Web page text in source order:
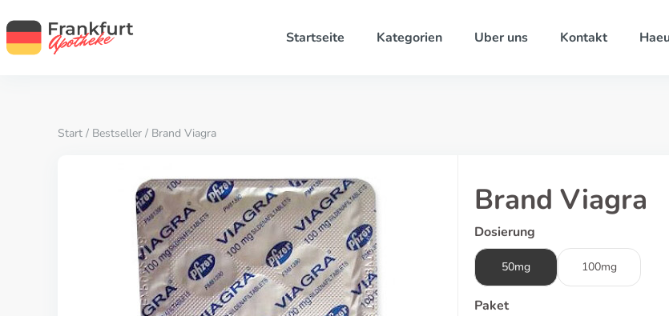
Startseite Kategorien Uber uns Kontakt
Start / Bestseller / Brand Viagra
Brand Viagra
Dosierung
50mg 100mg
Paket